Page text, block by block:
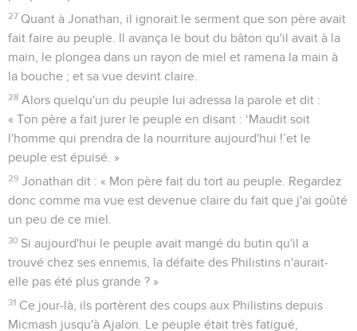
27 Quant à Jonathan, il ignorait le serment que son père avait
fait faire au peuple. Il avança le bout du bâton qu'il avait à la
main, le plongea dans un rayon de miel et ramena la main à
la bouche ; et sa vue devint claire.
28 Alors quelqu'un du peuple lui adressa la parole et dit :
« Ton père a fait jurer le peuple en disant : ‘Maudit soit
l'homme qui prendra de la nourriture aujourd'hui !’et le
peuple est épuisé. »
29 Jonathan dit : « Mon père fait du tort au peuple. Regardez
donc comme ma vue est devenue claire du fait que j'ai goûté
un peu de ce miel.
30 Si aujourd'hui le peuple avait mangé du butin qu'il a
trouvé chez ses ennemis, la défaite des Philistins n'aurait-
elle pas été plus grande ? »
31 Ce jour-là, ils portèrent des coups aux Philistins depuis
Micmash jusqu'à Ajalon. Le peuple était très fatigué,